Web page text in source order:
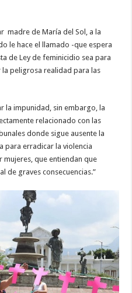
madre de María del Sol, a la
le hace el llamado -que espera
de Ley de feminicidio sea para
peligrosa realidad para las
la impunidad, sin embargo, la
relacionado con las
donde sigue ausente la
para erradicar la violencia
mujeres, que entiendan que
de graves consecuencias.”